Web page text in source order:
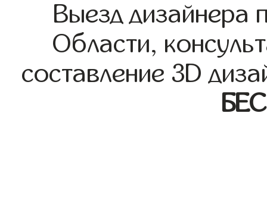
Выезд дизайнера
Области,
составление 3D